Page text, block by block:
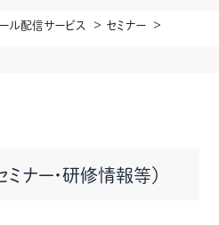
ル配信サービス セミナー
ナー・研修情報等）